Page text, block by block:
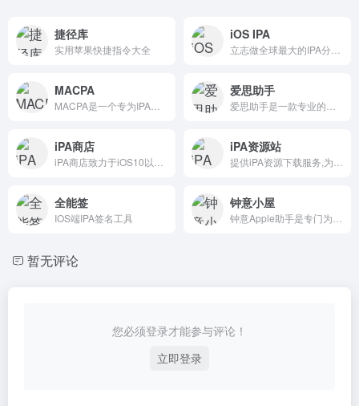
捷径库
实用苹果快捷指令大全
iOS IPA
MACPA 爱思助手
iPA商店 iPA资源站
全能签
IOS端IPA签名工具
钟意小屋
暂无评论
您必须登录才能参与评论！
立即登录